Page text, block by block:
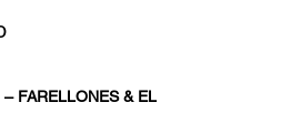
FARELLONES & EL